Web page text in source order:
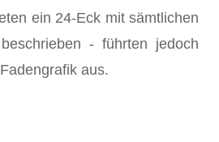
ein 24-Eck mit sämtlichen
- führten jedoch
aus.